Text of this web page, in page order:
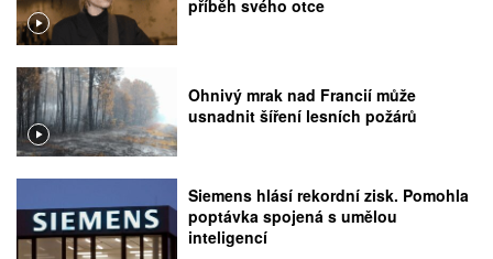
příběh svého otce
Ohnivý mrak nad Francií může
usnadnit šíření lesních požárů
Siemens hlásí rekordní zisk. Pomohla
poptávka spojená s umělou
inteligencí